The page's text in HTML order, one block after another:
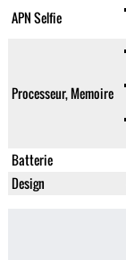
APN Selfie
Processeur, Memoire
Batterie
Design